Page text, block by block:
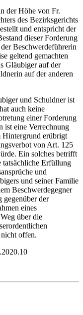
der Höhe von Fr.
des Bezirksgerichts
und entspricht der
dieser Forderung
Beschwerdeführerin
geltend gemachten
Gläubiger auf der
auf der anderen
und Schuldner ist
auch keine
einer Forderung
ist eine Verrechnung
Hintergrund erübrigt
von Art. 125
Ein solches betrifft
tatsächliche Erfüllung
und
und seiner Familie
Beschwerdegegner
gegenüber der
eines
über die
offen.